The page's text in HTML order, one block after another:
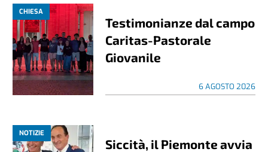
CHIESA
Testimonianze dal campo
Caritas-Pastorale
Giovanile
6 AGOSTO 2026
NOTIZIE
Siccità, il Piemonte avvia